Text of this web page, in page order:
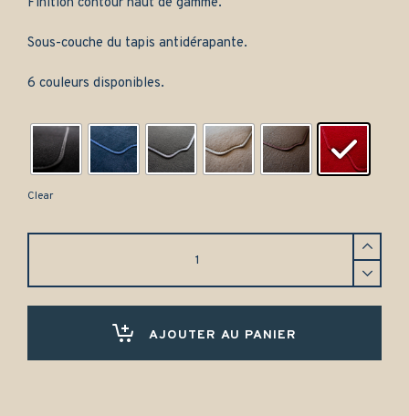
Finition contour haut de gamme.
Sous-couche du tapis antidérapante.
6 couleurs disponibles.
Clear
AJOUTER AU PANIER